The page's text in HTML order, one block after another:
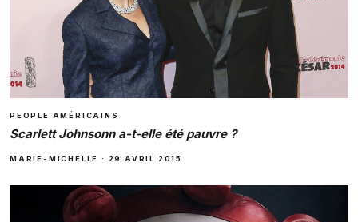
PEOPLE AMÉRICAINS
Scarlett Johnsonn a-t-elle été pauvre ?
MARIE-MICHELLE · 29 AVRIL 2015